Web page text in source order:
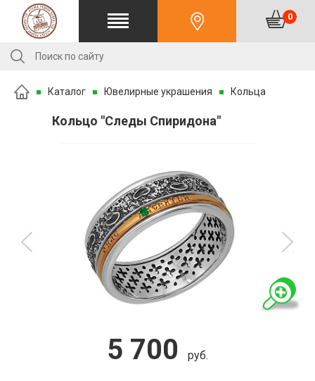
0
Каталог Ювелирные украшения Кольца
Кольцо "Следы Спиридона"
5 700 руб.